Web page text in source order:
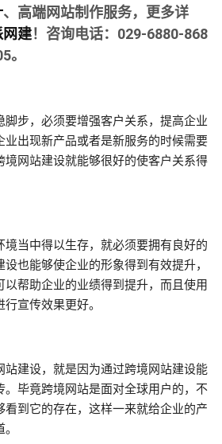
、高端网站制作服务，更多详
建！咨询电话：029-6880-868
。
步，必须要增强客户关系，提高企业
业出现新产品或者是新服务的时候需要
境网站建设就能够很好的使客户关系得
当中得以生存，就必须要拥有良好的
也能够使企业的形象得到有效提升，
帮助企业的业绩得到提升，而且使用
宣传效果更好。
站建设，就是因为通过跨境网站建设能
。毕竟跨境网站是面对全球用户的，不
到它的存在，这样一来就给企业的产